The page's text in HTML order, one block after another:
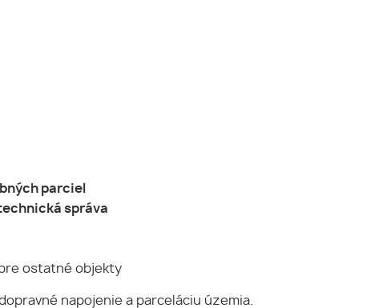
parciel
správa
ostatné objekty
napojenie a parceláciu územia.